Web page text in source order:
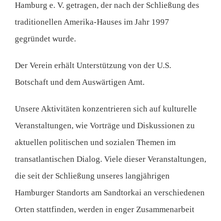
Hamburg e. V. getragen, der nach der Schließung des
traditionellen Amerika-Hauses im Jahr 1997
gegründet wurde.
Der Verein erhält Unterstützung von der U.S.
Botschaft und dem Auswärtigen Amt.
Unsere Aktivitäten konzentrieren sich auf kulturelle
Veranstaltungen, wie Vorträge und Diskussionen zu
aktuellen politischen und sozialen Themen im
transatlantischen Dialog. Viele dieser Veranstaltungen,
die seit der Schließung unseres langjährigen
Hamburger Standorts am Sandtorkai an verschiedenen
Orten stattfinden, werden in enger Zusammenarbeit